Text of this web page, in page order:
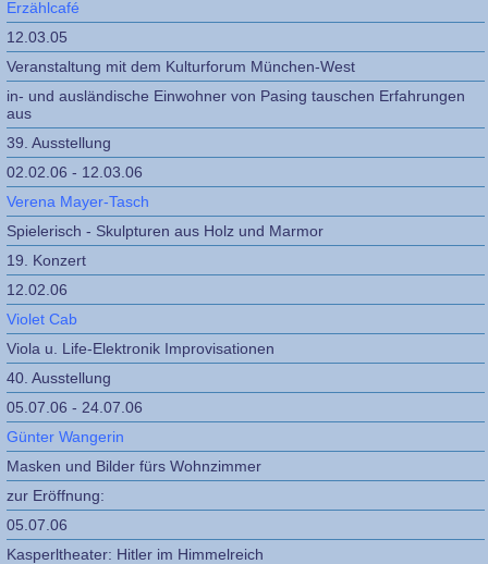
Erzählcafé
12.03.05
Veranstaltung mit dem Kulturforum München-West
in- und ausländische Einwohner von Pasing tauschen Erfahrungen
aus
39. Ausstellung
02.02.06 - 12.03.06
Verena Mayer-Tasch
Spielerisch - Skulpturen aus Holz und Marmor
19. Konzert
12.02.06
Violet Cab
Viola u. Life-Elektronik Improvisationen
40. Ausstellung
05.07.06 - 24.07.06
Günter Wangerin
Masken und Bilder fürs Wohnzimmer
zur Eröffnung:
05.07.06
Kasperltheater: Hitler im Himmelreich